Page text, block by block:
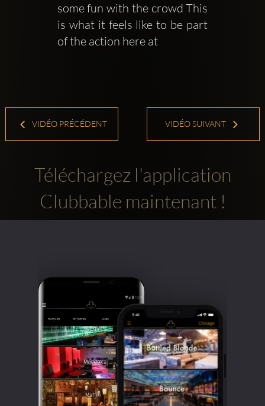
some fun with the crowd This
is what it feels like to be part
of the action here at
VIDÉO PRÉCÉDENT VIDÉO SUIVANT
Téléchargez l'application
Clubbable maintenant !